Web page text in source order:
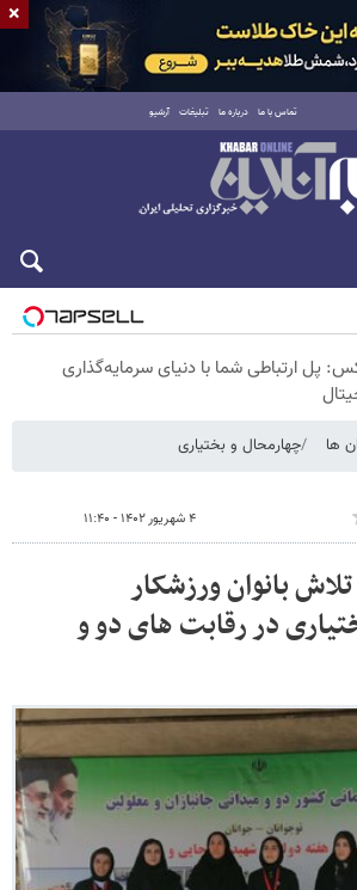
تماس با ما درباره ما تبلیغات آرشیو
شنبه ۱۷ مرداد ۱۴۰۵
پل ارتباطی شما با دنیای سرمایه‌گذاری
ها چهارمحال و بختیاری
۴ شهریور ۱۴۰۲ - ۱۱:۴۰
بانوان ورزشکار
در رقابت های دو و
×